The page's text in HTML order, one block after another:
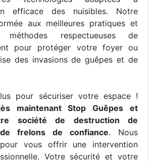
efficace des nuisibles. Notre
aux meilleures pratiques et
respectueuses de
pour protéger votre foyer ou
des invasions de guêpes et de
pour sécuriser votre espace !
maintenant Stop Guêpes et
société de destruction de
frelons de confiance. Nous
vous offrir une intervention
Votre sécurité et votre